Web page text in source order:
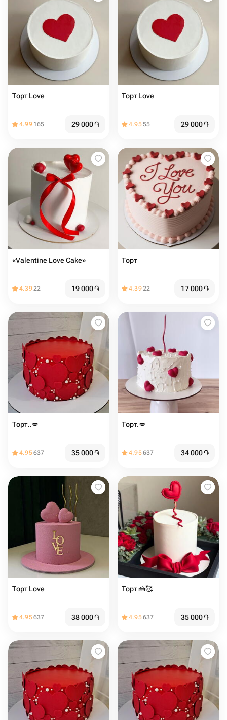
Торт Love ️️️
4.99 165 29 000֏
Торт Love ️ ️
4.9555 29 000֏
«Valentine Love Cake»
4.3922 19 000֏
Торт
4.3922 17 000֏
Торт..💋️ ️
4.95637 35 000֏
Торт.💋
4.95637 34 000֏
Торт Love
4.95637 38 000֏
Торт 🍰️🥰️
4.95637 35 000֏